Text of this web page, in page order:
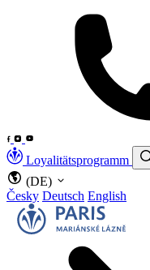
Loyalitätsprogramm
(DE)
Česky Deutsch English